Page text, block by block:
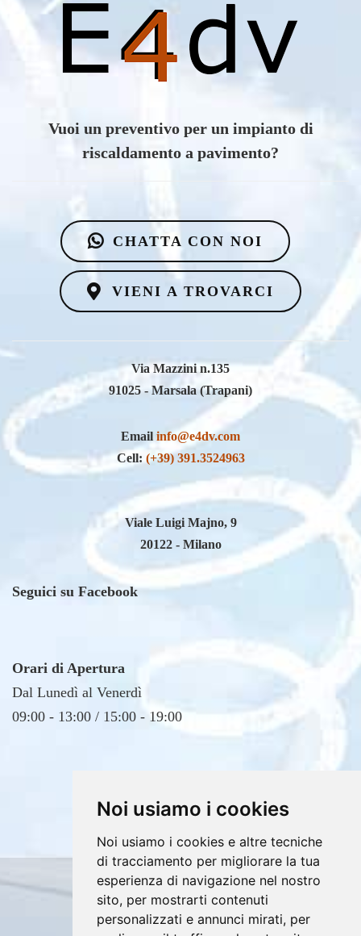
Noi usiamo i cookies
Noi usiamo i cookies e altre tecniche
di tracciamento per migliorare la tua
esperienza di navigazione nel nostro
sito, per mostrarti contenuti
personalizzati e annunci mirati, per
Vuoi un preventivo per un impianto di
riscaldamento a pavimento?
CHATTA CON NOI
VIENI A TROVARCI
Via Mazzini n.135
91025 - Marsala (Trapani)
Email info@e4dv.com
Cell: (+39) 391.3524963
Viale Luigi Majno, 9
20122 - Milano
Seguici su Facebook
Orari di Apertura
Dal Lunedì al Venerdì
09:00 - 13:00 / 15:00 - 19:00
Copyrights © 2026 E4DV S.r.l. Tutti i diritti
riservati.